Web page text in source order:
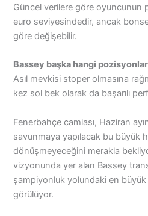
Güncel verilere göre oyuncunun
euro seviyesindedir, ancak
göre değişebilir.
Bassey başka hangi
Asıl mevkisi stoper olmasına
kez sol bek olarak da başarılı
Fenerbahçe camiası, Haziran
savunmaya yapılacak bu büyük
dönüşmeyeceğini merakla
vizyonunda yer alan Bassey
şampiyonluk yolundaki en büyük
görülüyor.